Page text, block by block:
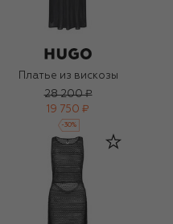
Платье из вискозы
28 200 ₽
19 750 ₽
-30%